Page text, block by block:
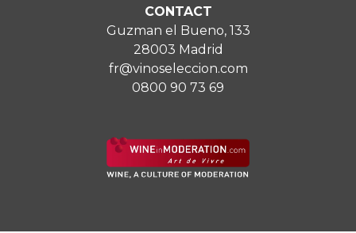
CONTACT
Guzman el Bueno, 133
28003 Madrid
fr@vinoseleccion.com
0800 90 73 69